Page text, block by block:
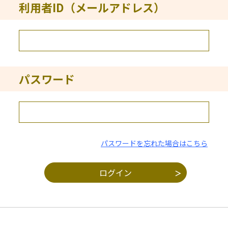
利用者ID（メールアドレス）
パスワード
パスワードを忘れた場合はこちら